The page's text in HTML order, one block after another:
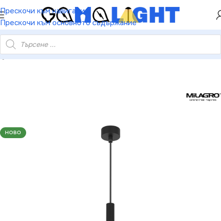
Прескочи към навигация
Прескочи към основното съдържание
НАМАЛЕНИЕ ОТ 5%
MLP8838 Висяща лампа MONZA BLACK 1xG9 max 8W LED
НОВО